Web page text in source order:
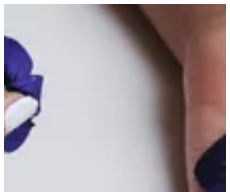
EN
تسجيل الدخول